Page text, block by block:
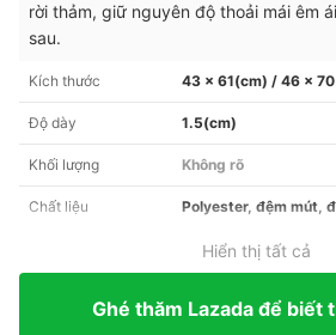
rời thảm, giữ nguyên độ thoải mái êm
sau.
Kích thước 43 x 61(cm) / 46 x
Độ dày 1.5(cm)
Khối lượng Không rõ
Chất liệu Polyester, đệm mút,
Hiển thị tất cả
Ghé thăm Lazada để biết